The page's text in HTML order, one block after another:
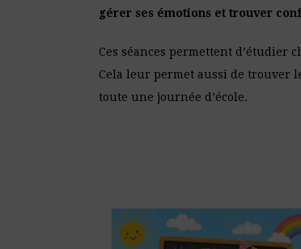
gérer ses émotions et trouver
Ces séances permettent
Cela leur permet aussi de trouver
toute une journée d’école.